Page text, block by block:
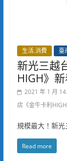
生活.消費 臺
新光三越
HIGH》
2021 年 1 月 14
店《金牛卡利
規模最大！新
Read more